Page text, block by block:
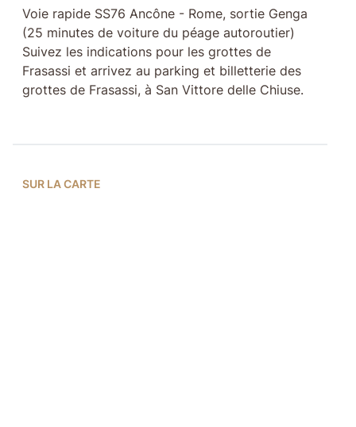
Voie rapide SS76 Ancône - Rome, sortie Genga
(25 minutes de voiture du péage autoroutier)
Suivez les indications pour les grottes de
Frasassi et arrivez au parking et billetterie des
grottes de Frasassi, à San Vittore delle Chiuse.
SUR LA CARTE